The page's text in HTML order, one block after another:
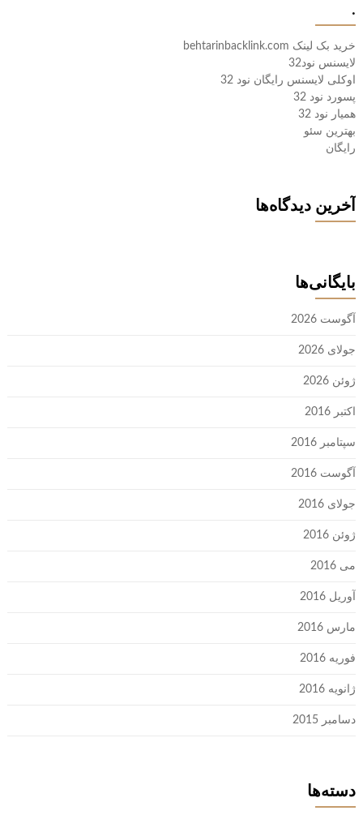
.
خرید بک لینک behtarinbacklink.com
لایسنس نود32
اوکلی لایسنس رایگان نود 32
پسورد نود 32
همیار نود 32
بهترین سئو
رایگان
آخرین دیدگاه‌ها
بایگانی‌ها
آگوست 2026
جولای 2026
ژوئن 2026
اکتبر 2016
سپتامبر 2016
آگوست 2016
جولای 2016
ژوئن 2016
می 2016
آوریل 2016
مارس 2016
فوریه 2016
ژانویه 2016
دسامبر 2015
دسته‌ها